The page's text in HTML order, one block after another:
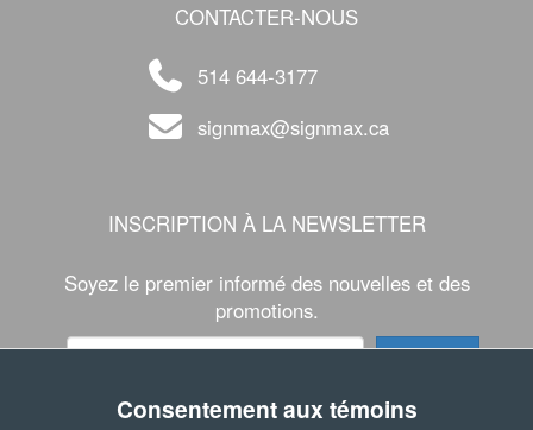
CONTACTER-NOUS
514 644-3177
signmax@signmax.ca
INSCRIPTION À LA NEWSLETTER
Soyez le premier informé des nouvelles et des
promotions.
Consentement aux témoins